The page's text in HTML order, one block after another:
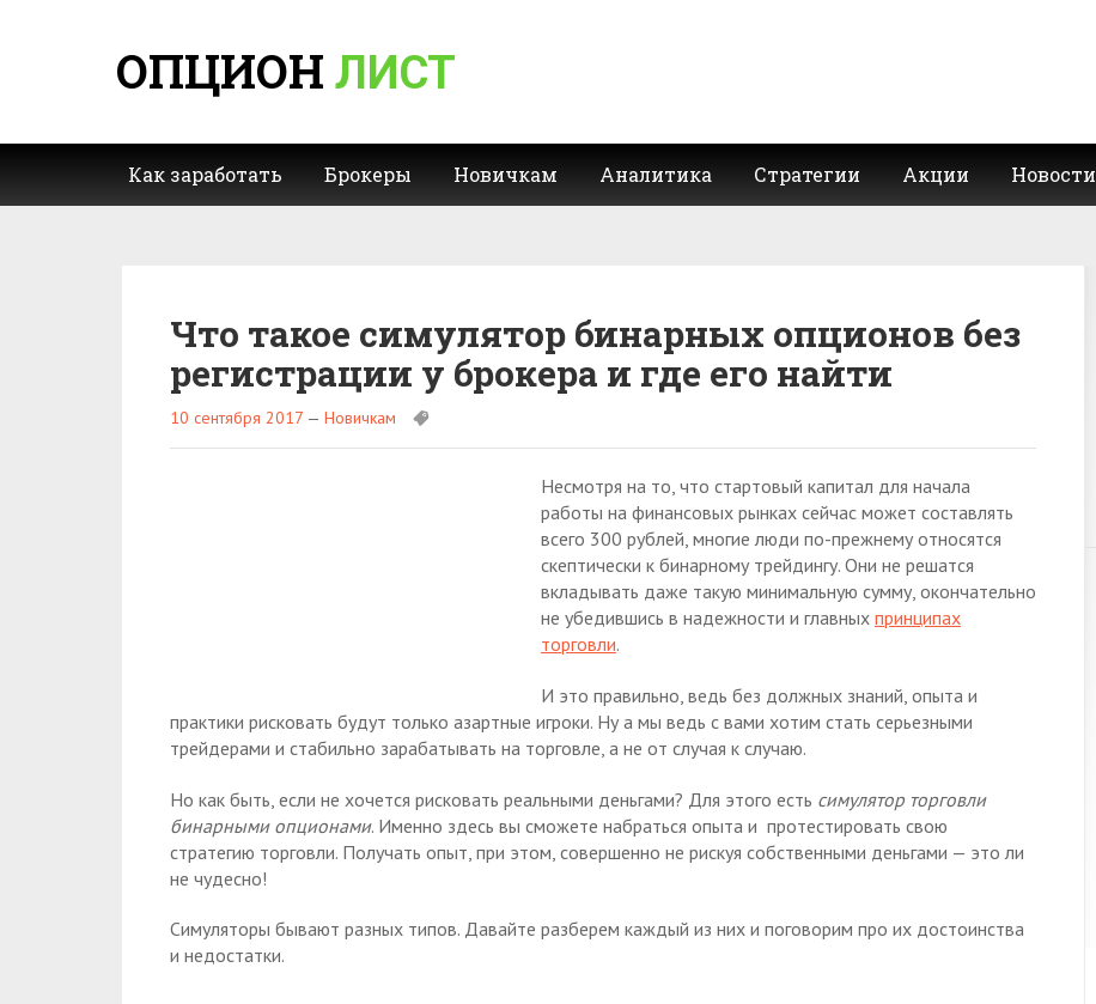
ОПЦИОН ЛИСТ
Как заработать Брокеры Новичкам Аналитика Стратегии Акции Новости
Что такое симулятор бинарных опционов без
регистрации у брокера и где его найти
10 сентября 2017 — Новичкам
Несмотря на то, что стартовый капитал для начала
работы на финансовых рынках сейчас может составлять
всего 300 рублей, многие люди по-прежнему относятся
скептически к бинарному трейдингу. Они не решатся
вкладывать даже такую минимальную сумму, окончательно
не убедившись в надежности и главных принципах
торговли.
И это правильно, ведь без должных знаний, опыта и
практики рисковать будут только азартные игроки. Ну а мы ведь с вами хотим стать серьезными
трейдерами и стабильно зарабатывать на торговле, а не от случая к случаю.
Но как быть, если не хочется рисковать реальными деньгами? Для этого есть симулятор торговли
бинарными опционами. Именно здесь вы сможете набраться опыта и протестировать свою
стратегию торговли. Получать опыт, при этом, совершенно не рискуя собственными деньгами — это ли
не чудесно!
Симуляторы бывают разных типов. Давайте разберем каждый из них и поговорим про их достоинства
и недостатки.